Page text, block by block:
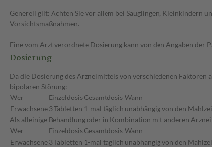
Generell gilt: Achten Sie vor allem bei Säuglingen, Kleinkindern
Vorsichtsmaßnahmen.
Eine vom Arzt verordnete Dosierung kann von den Angaben der
Dosierung
Da die Dosierung des Arzneimittels von verschiedenen
bipolaren Störung:
Wer
Einzeldosis Gesamtdosis Wann
Erwachsene3 Tabletten 1-mal täglich unabhängig von den
Als alleinige Behandlung oder in Kombination mit anderen
Wer
Einzeldosis Gesamtdosis Wann
Erwachsene3 Tabletten 1-mal täglich unabhängig von den